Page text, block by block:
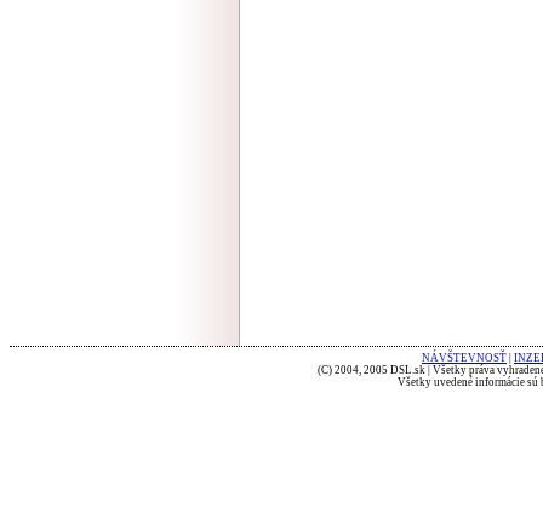
NÁVŠTEVNOSŤ
(C) 2004, 2005 DSL.sk | Všetky práva
Všetky uvedené informácie sú